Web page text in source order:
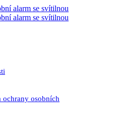
ochrany osobních